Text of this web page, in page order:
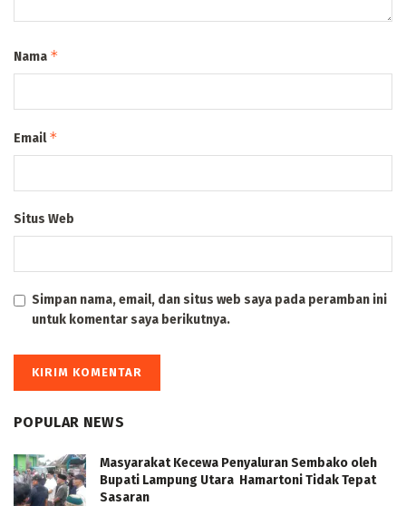
Nama *
Email*
Situs Web
Simpan nama, email, dan situs web saya pada peramban ini
untuk komentar saya berikutnya.
POPULAR NEWS
Masyarakat Kecewa Penyaluran Sembako oleh
Bupati Lampung Utara Hamartoni Tidak Tepat
Sasaran